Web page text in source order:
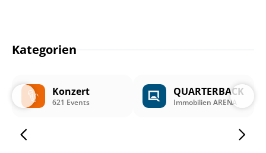
Kategorien
Konzert
621 Events
QUARTERBACK
Immobilien ARENA